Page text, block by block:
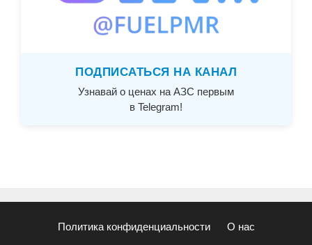
ПОДПИСАТЬСЯ НА КАНАЛ
Узнавай о ценах на АЗС первым
в Telegram!
Политика конфиденциальности О нас